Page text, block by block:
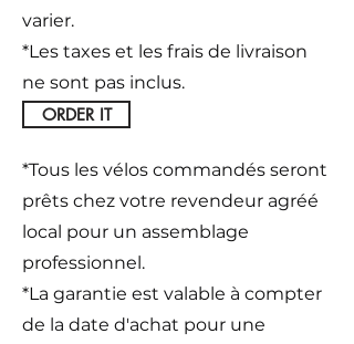
varier.
*Les taxes et les frais de livraison
ne sont pas inclus.
ORDER IT
*Tous les vélos commandés seront
prêts chez votre revendeur agréé
local pour un assemblage
professionnel.
*La garantie est valable à compter
de la date d'achat pour une